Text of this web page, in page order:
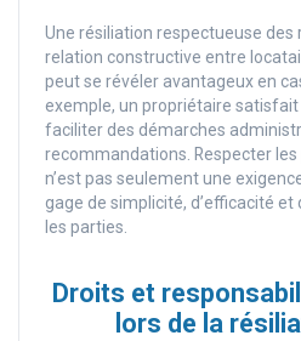
Une résiliation respectueuse des
relation constructive entre
peut se révéler avantageux en
exemple, un propriétaire
faciliter des démarches
recommandations. Respecter
n’est pas seulement une
gage de simplicité, d’efficacité
les parties.
Droits et
lors de la